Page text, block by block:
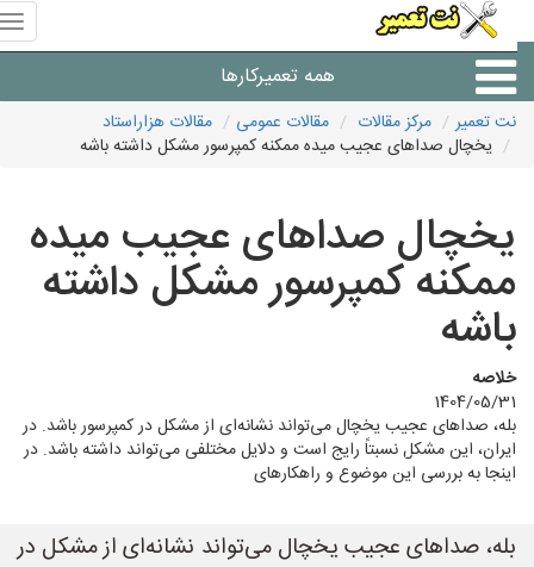
همه تعمیرکارها
شرکت های تعمیرات لوازم
نت تعمیر مرکز مقالات مقالات عمومی
مقالات هزاراستاد
یخچال صداهای عجیب میده ممکنه کمپرسور مشکل داشته باشه
یخچال صداهای عجیب میده
ممکنه کمپرسور مشکل داشته
باشه
خلاصه
1404/05/31
بله، صداهای عجیب یخچال می‌تواند نشانه‌ای از مشکل در کمپرسور باشد. در
ایران، این مشکل نسبتاً رایج است و دلایل مختلفی می‌تواند داشته باشد. در
اینجا به بررسی این موضوع و راهکارهای
بله، صداهای عجیب یخچال می‌تواند نشانه‌ای از مشکل در